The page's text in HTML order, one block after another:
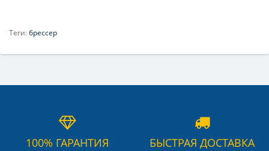
Теги:брессер
100% ГАРАНТИЯ БЫСТРАЯ ДОСТАВКА